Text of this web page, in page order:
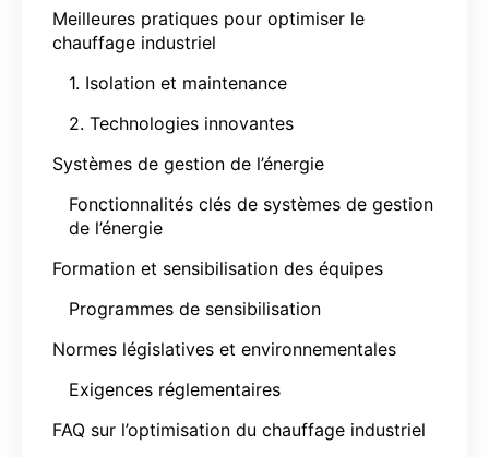
Meilleures pratiques pour optimiser le
chauffage industriel
1. Isolation et maintenance
2. Technologies innovantes
Systèmes de gestion de l’énergie
Fonctionnalités clés de systèmes de gestion
de l’énergie
Formation et sensibilisation des équipes
Programmes de sensibilisation
Normes législatives et environnementales
Exigences réglementaires
FAQ sur l’optimisation du chauffage industriel